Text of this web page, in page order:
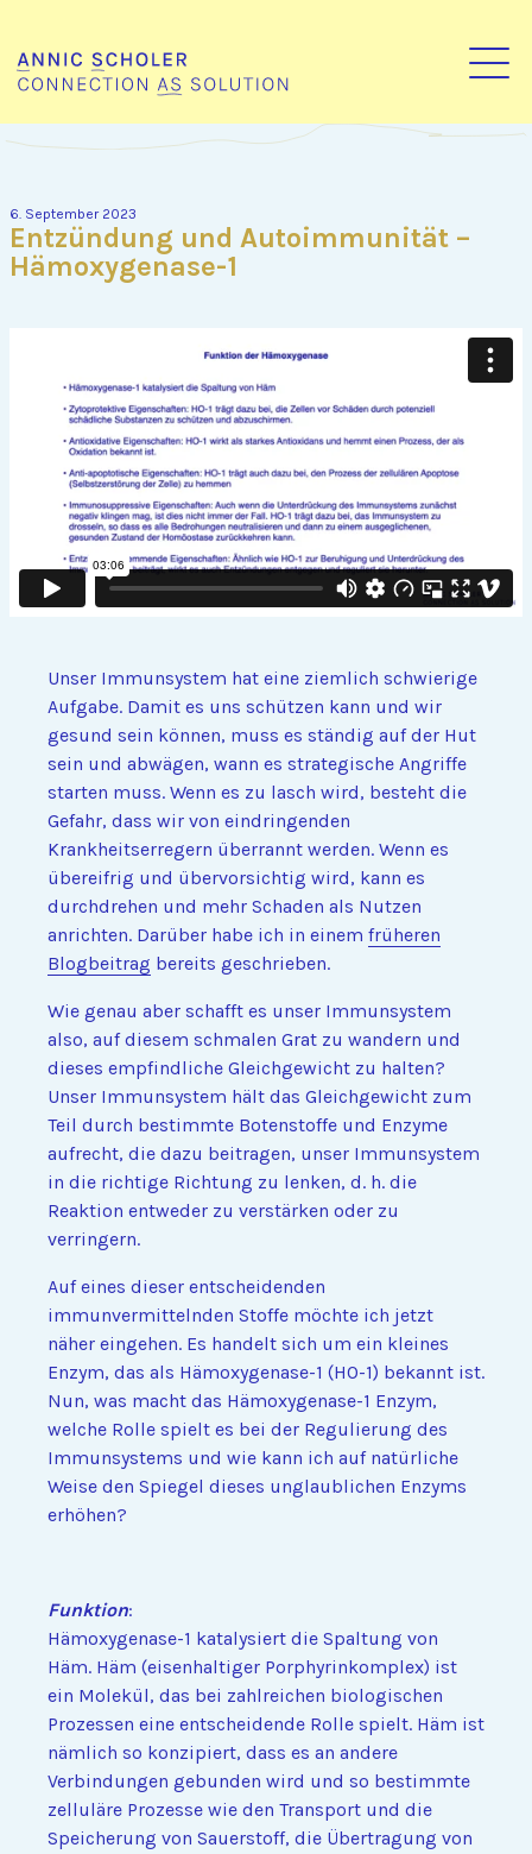
6. September 2023
Entzündung und Autoimmunität –
Hämoxygenase-1
Unser Immunsystem hat eine ziemlich schwierige
Aufgabe. Damit es uns schützen kann und wir
gesund sein können, muss es ständig auf der Hut
sein und abwägen, wann es strategische Angriffe
starten muss. Wenn es zu lasch wird, besteht die
Gefahr, dass wir von eindringenden
Krankheitserregern überrannt werden. Wenn es
übereifrig und übervorsichtig wird, kann es
durchdrehen und mehr Schaden als Nutzen
anrichten. Darüber habe ich in einem früheren
Blogbeitrag bereits geschrieben.
Wie genau aber schafft es unser Immunsystem
also, auf diesem schmalen Grat zu wandern und
dieses empfindliche Gleichgewicht zu halten?
Unser Immunsystem hält das Gleichgewicht zum
Teil durch bestimmte Botenstoffe und Enzyme
aufrecht, die dazu beitragen, unser Immunsystem
in die richtige Richtung zu lenken, d. h. die
Reaktion entweder zu verstärken oder zu
verringern.
Auf eines dieser entscheidenden
immunvermittelnden Stoffe möchte ich jetzt
näher eingehen. Es handelt sich um ein kleines
Enzym, das als Hämoxygenase-1 (HO-1) bekannt ist.
Nun, was macht das Hämoxygenase-1 Enzym,
welche Rolle spielt es bei der Regulierung des
Immunsystems und wie kann ich auf natürliche
Weise den Spiegel dieses unglaublichen Enzyms
erhöhen?
Funktion:
Hämoxygenase-1 katalysiert die Spaltung von
Häm. Häm (eisenhaltiger Porphyrinkomplex) ist
ein Molekül, das bei zahlreichen biologischen
Prozessen eine entscheidende Rolle spielt. Häm ist
nämlich so konzipiert, dass es an andere
Verbindungen gebunden wird und so bestimmte
zelluläre Prozesse wie den Transport und die
Speicherung von Sauerstoff, die Übertragung von